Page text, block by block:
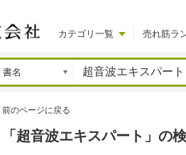
カテゴリ一覧 売れ筋ラ
前のページに戻る
「超音波エキスパート」の